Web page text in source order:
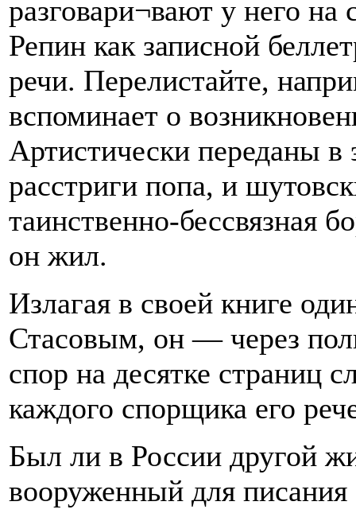
разговари¬вают у него на
Репин как записной
речи. Перелистайте,
вспоминает о
Артистически переданы в
расстриги попа, и
таинственно-бессвязная
он жил.
Излагая в своей книге
Стасовым, он — через
спор на десятке страниц
каждого спорщика его
Был ли в России другой
вооруженный для писания